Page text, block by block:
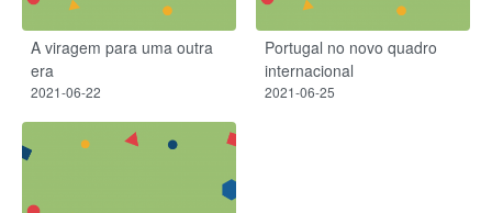
A viragem para uma outra
era
2021-06-22
Portugal no novo quadro
internacional
2021-06-25